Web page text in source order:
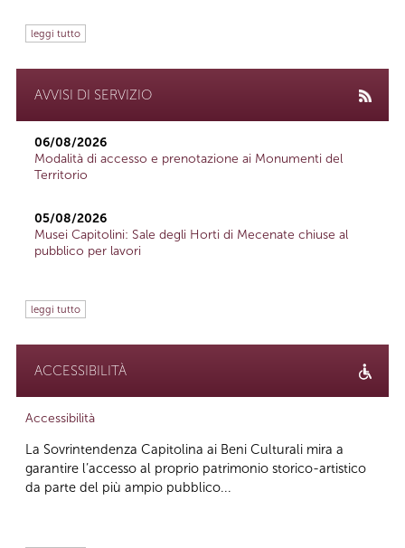
leggi tutto
AVVISI DI SERVIZIO
06/08/2026
Modalità di accesso e prenotazione ai Monumenti del
Territorio
05/08/2026
Musei Capitolini: Sale degli Horti di Mecenate chiuse al
pubblico per lavori
leggi tutto
ACCESSIBILITÀ
Accessibilità
La Sovrintendenza Capitolina ai Beni Culturali mira a
garantire l’accesso al proprio patrimonio storico-artistico
da parte del più ampio pubblico...